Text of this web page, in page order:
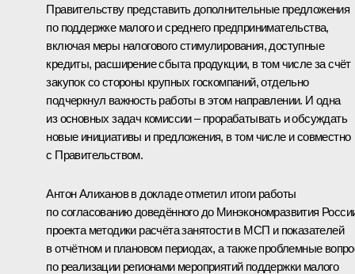
Правительству представить дополнительные предложения
по поддержке малого и среднего предпринимательства,
включая меры налогового стимулирования, доступные
кредиты, расширение сбыта продукции, в том числе за счёт
закупок со стороны крупных госкомпаний, отдельно
подчеркнул важность работы в этом направлении. И одна
из основных задач комиссии – прорабатывать и обсуждать
новые инициативы и предложения, в том числе и совместно
с Правительством.
Антон Алихановв докладе отметил итоги работы
по согласованию доведённого до Минэкономразвития
проекта методики расчёта занятости в МСП и показателей
в отчётном и плановом периодах, а также проблемные
по реализации регионами мероприятий поддержки малого